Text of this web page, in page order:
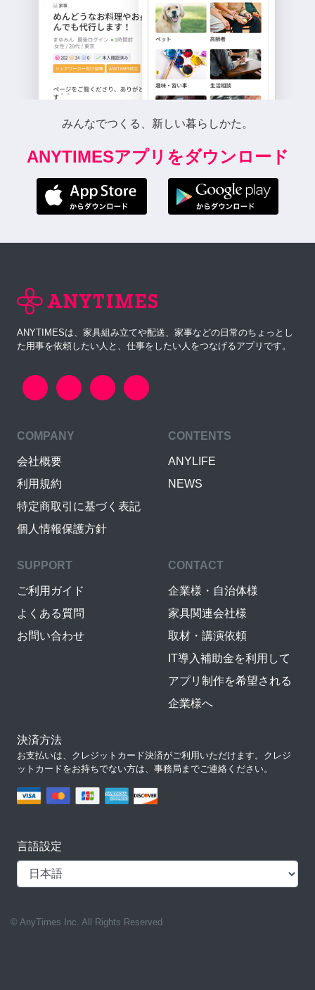
みんなでつくる、新しい暮らしかた。
ANYTIMESアプリをダウンロード
ANYTIMESは、家具組み立てや配送、家事などの日常のちょっとし
た用事を依頼したい人と、仕事をしたい人をつなげるアプリです。
COMPANY
会社概要
利用規約
特定商取引に基づく表記
個人情報保護方針
CONTENTS
ANYLIFE
NEWS
SUPPORT
ご利用ガイド
よくある質問
お問い合わせ
CONTACT
企業様・自治体様
家具関連会社様
取材・講演依頼
IT導入補助金を利用して
アプリ制作を希望される
企業様へ
決済方法
お支払いは、クレジットカード決済がご利用いただけます。クレジ
ットカードをお持ちでない方は、事務局までご連絡ください。
言語設定
© AnyTimes Inc. All Rights Reserved